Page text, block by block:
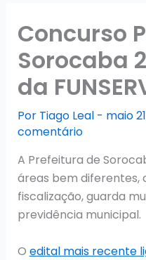
Concurso
Sorocaba
da
Por Tiago Leal - maio
comentário
A Prefeitura de
áreas bem diferentes,
fiscalização, guarda
previdência municipal.
O edital mais recente